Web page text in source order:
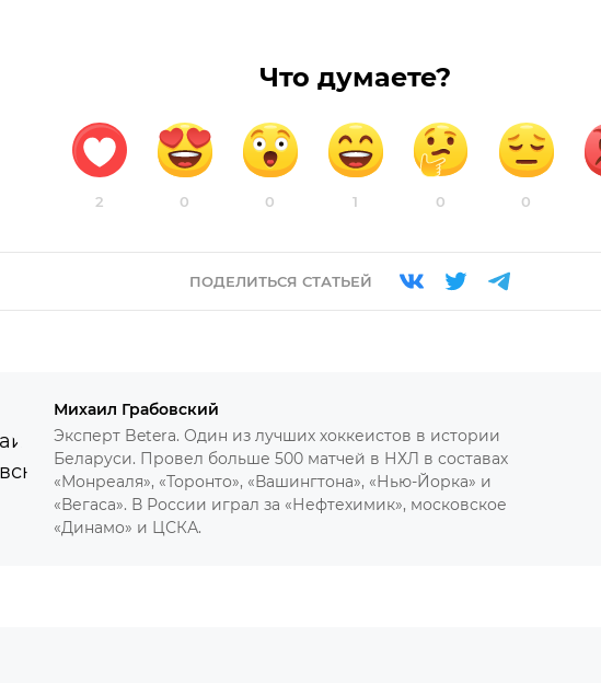
Что думаете?
2 0 0 1 0 0
ПОДЕЛИТЬСЯ СТАТЬЕЙ
Михаил Грабовский
Эксперт Betera. Один из лучших хоккеистов в истории
Беларуси. Провел больше 500 матчей в НХЛ в составах
«Монреаля», «Торонто», «Вашингтона», «Нью-Йорка» и
«Вегаса». В России играл за «Нефтехимик», московское
«Динамо» и ЦСКА.